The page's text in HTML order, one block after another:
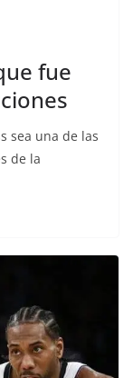
fue
sea una de las
de la